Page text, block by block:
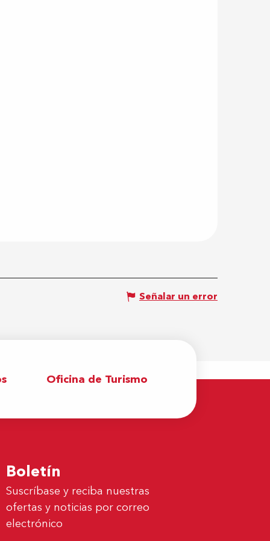
Señalar un error
Oficina de Turismo
Boletín
Suscríbase y reciba nuestras
ofertas y noticias por correo
electrónico